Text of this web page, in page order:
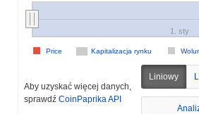
Kapitalizacja rynku
Price
1. sty
Aby uzyskać więcej danych,
sprawdź CoinPaprika API
Liniowy